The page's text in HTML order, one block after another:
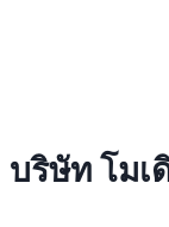
บริษัท โม